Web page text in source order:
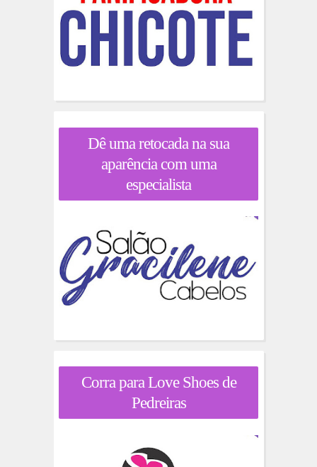
Dê uma retocada na sua
aparência com uma
especialista
Corra para Love Shoes de
Pedreiras